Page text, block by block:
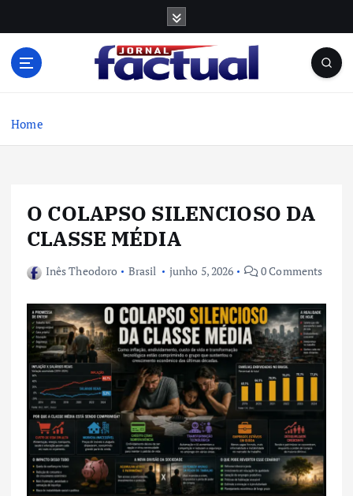
Home
O COLAPSO SILENCIOSO DA
CLASSE MÉDIA
Inês Theodoro Brasil junho 5, 2026 0 Comments